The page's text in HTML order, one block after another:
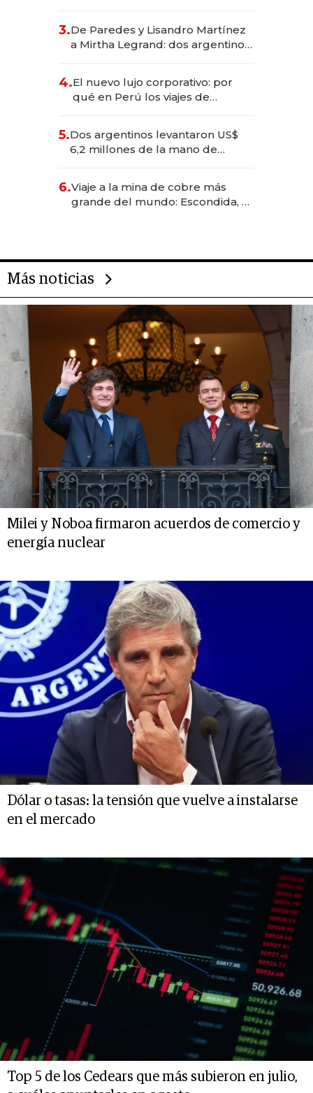
las marcas "fast premium"
3.De Paredes y Lisandro Martínez
a Mirtha Legrand: dos argentinos
4.El nuevo lujo corporativo: por
qué en Perú los viajes de
para convertirse en experiencias
transformadoras
5.Dos argentinos levantaron US$
6,2 millones de la mano de
6.Viaje a la mina de cobre más
grande del mundo: Escondida, el
Más noticias
Milei y Noboa firmaron acuerdos de comercio y
energía nuclear
Dólar o tasas: la tensión que vuelve a instalarse
en el mercado
Top 5 de los Cedears que más subieron en julio,